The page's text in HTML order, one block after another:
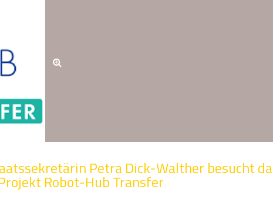
Petra Dick-Walther besucht
Robot-Hub Transfer